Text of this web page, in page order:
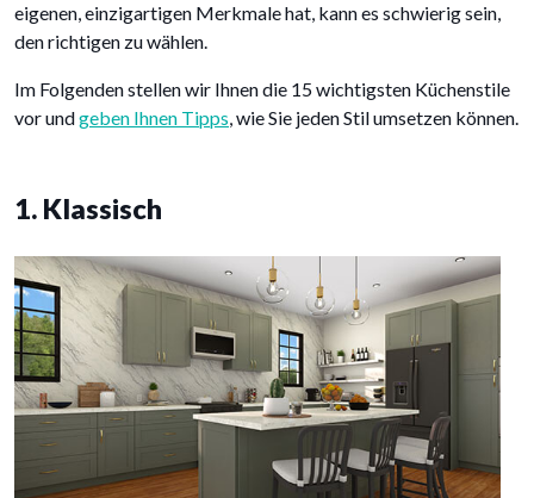
eigenen, einzigartigen Merkmale hat, kann es schwierig sein,
den richtigen zu wählen.
Im Folgenden stellen wir Ihnen die 15 wichtigsten Küchenstile
vor undgeben Ihnen Tipps, wie Sie jeden Stil umsetzen können.
1. Klassisch